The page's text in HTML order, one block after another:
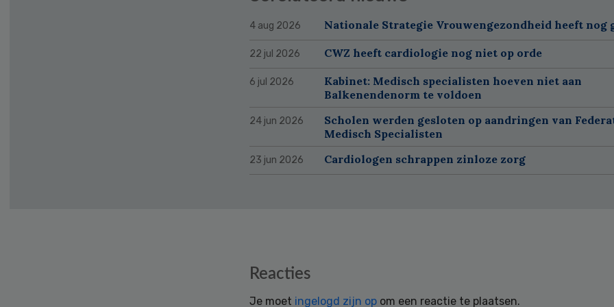
4 aug 2026 Nationale Strategie Vrouwengezondheid heeft nog
22 jul 2026 CWZ heeft cardiologie nog niet op orde
6 jul 2026
Kabinet: Medisch specialisten hoeven niet aan
Balkenendenorm te voldoen
24 jun 2026
Scholen werden gesloten op aandringen van
Medisch Specialisten
23 jun 2026 Cardiologen schrappen zinloze zorg
Reacties
Je moet ingelogd zijn op om een reactie te plaatsen.